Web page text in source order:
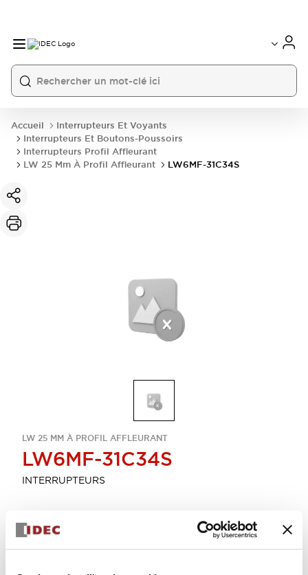
Accueil
Interrupteurs Et Voyants
Interrupteurs Et Boutons-Poussoirs
Interrupteurs Profil Affleurant
LW 25 Mm À Profil Affleurant
LW6MF-31C34S
LW 25 MM À PROFIL AFFLEURANT
LW6MF-31C34S
INTERRUPTEURS
Sélectionner la quantité